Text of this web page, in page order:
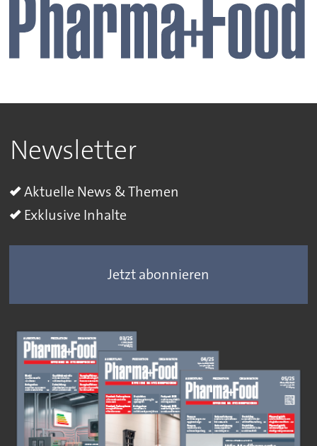
Newsletter
Aktuelle News & Themen
Exklusive Inhalte
Jetzt abonnieren